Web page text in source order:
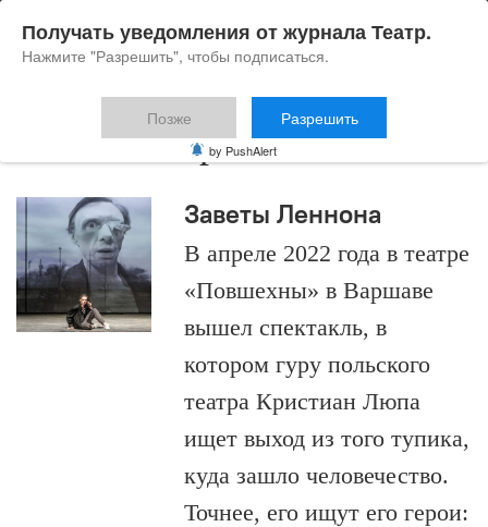
Антонен Арто
Заветы Леннона
В апреле 2022 года в театре
«Повшехны» в Варшаве
вышел спектакль, в
котором гуру польского
театра Кристиан Люпа
ищет выход из того тупика,
куда зашло человечество.
Точнее, его ищут его герои:
Получать уведомления от журнала Театр.
Нажмите "Разрешить", чтобы подписаться.
Позже Разрешить
by PushAlert